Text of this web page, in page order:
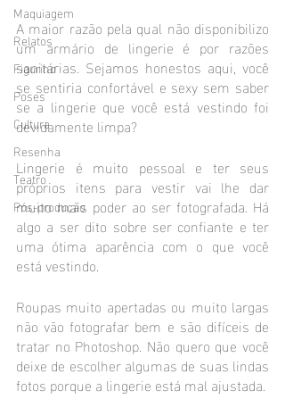
Maquiagem
Relatos
Figurino
Poses
Cultura
Resenha
Teatro
Pós-produção
A maior razão pela qual não disponibilizo
um armário de lingerie é por razões
sanitárias. Sejamos honestos aqui, você
se sentiria confortável e sexy sem saber
se a lingerie que você está vestindo foi
devidamente limpa?
Lingerie é muito pessoal e ter seus
próprios itens para vestir vai lhe dar
muito mais poder ao ser fotografada. Há
algo a ser dito sobre ser confiante e ter
uma ótima aparência com o que você
está vestindo.
Roupas muito apertadas ou muito largas
não vão fotografar bem e são difíceis de
tratar no Photoshop. Não quero que você
deixe de escolher algumas de suas lindas
fotos porque a lingerie está mal ajustada.